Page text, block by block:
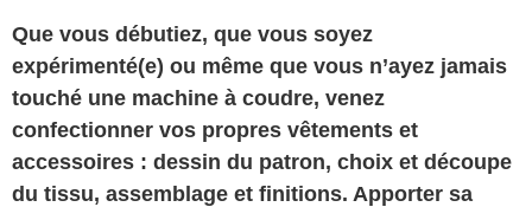
Que vous débutiez, que vous soyez
expérimenté(e) ou même que vous n’ayez jamais
touché une machine à coudre, venez
confectionner vos propres vêtements et
accessoires : dessin du patron, choix et découpe
du tissu, assemblage et finitions. Apporter sa